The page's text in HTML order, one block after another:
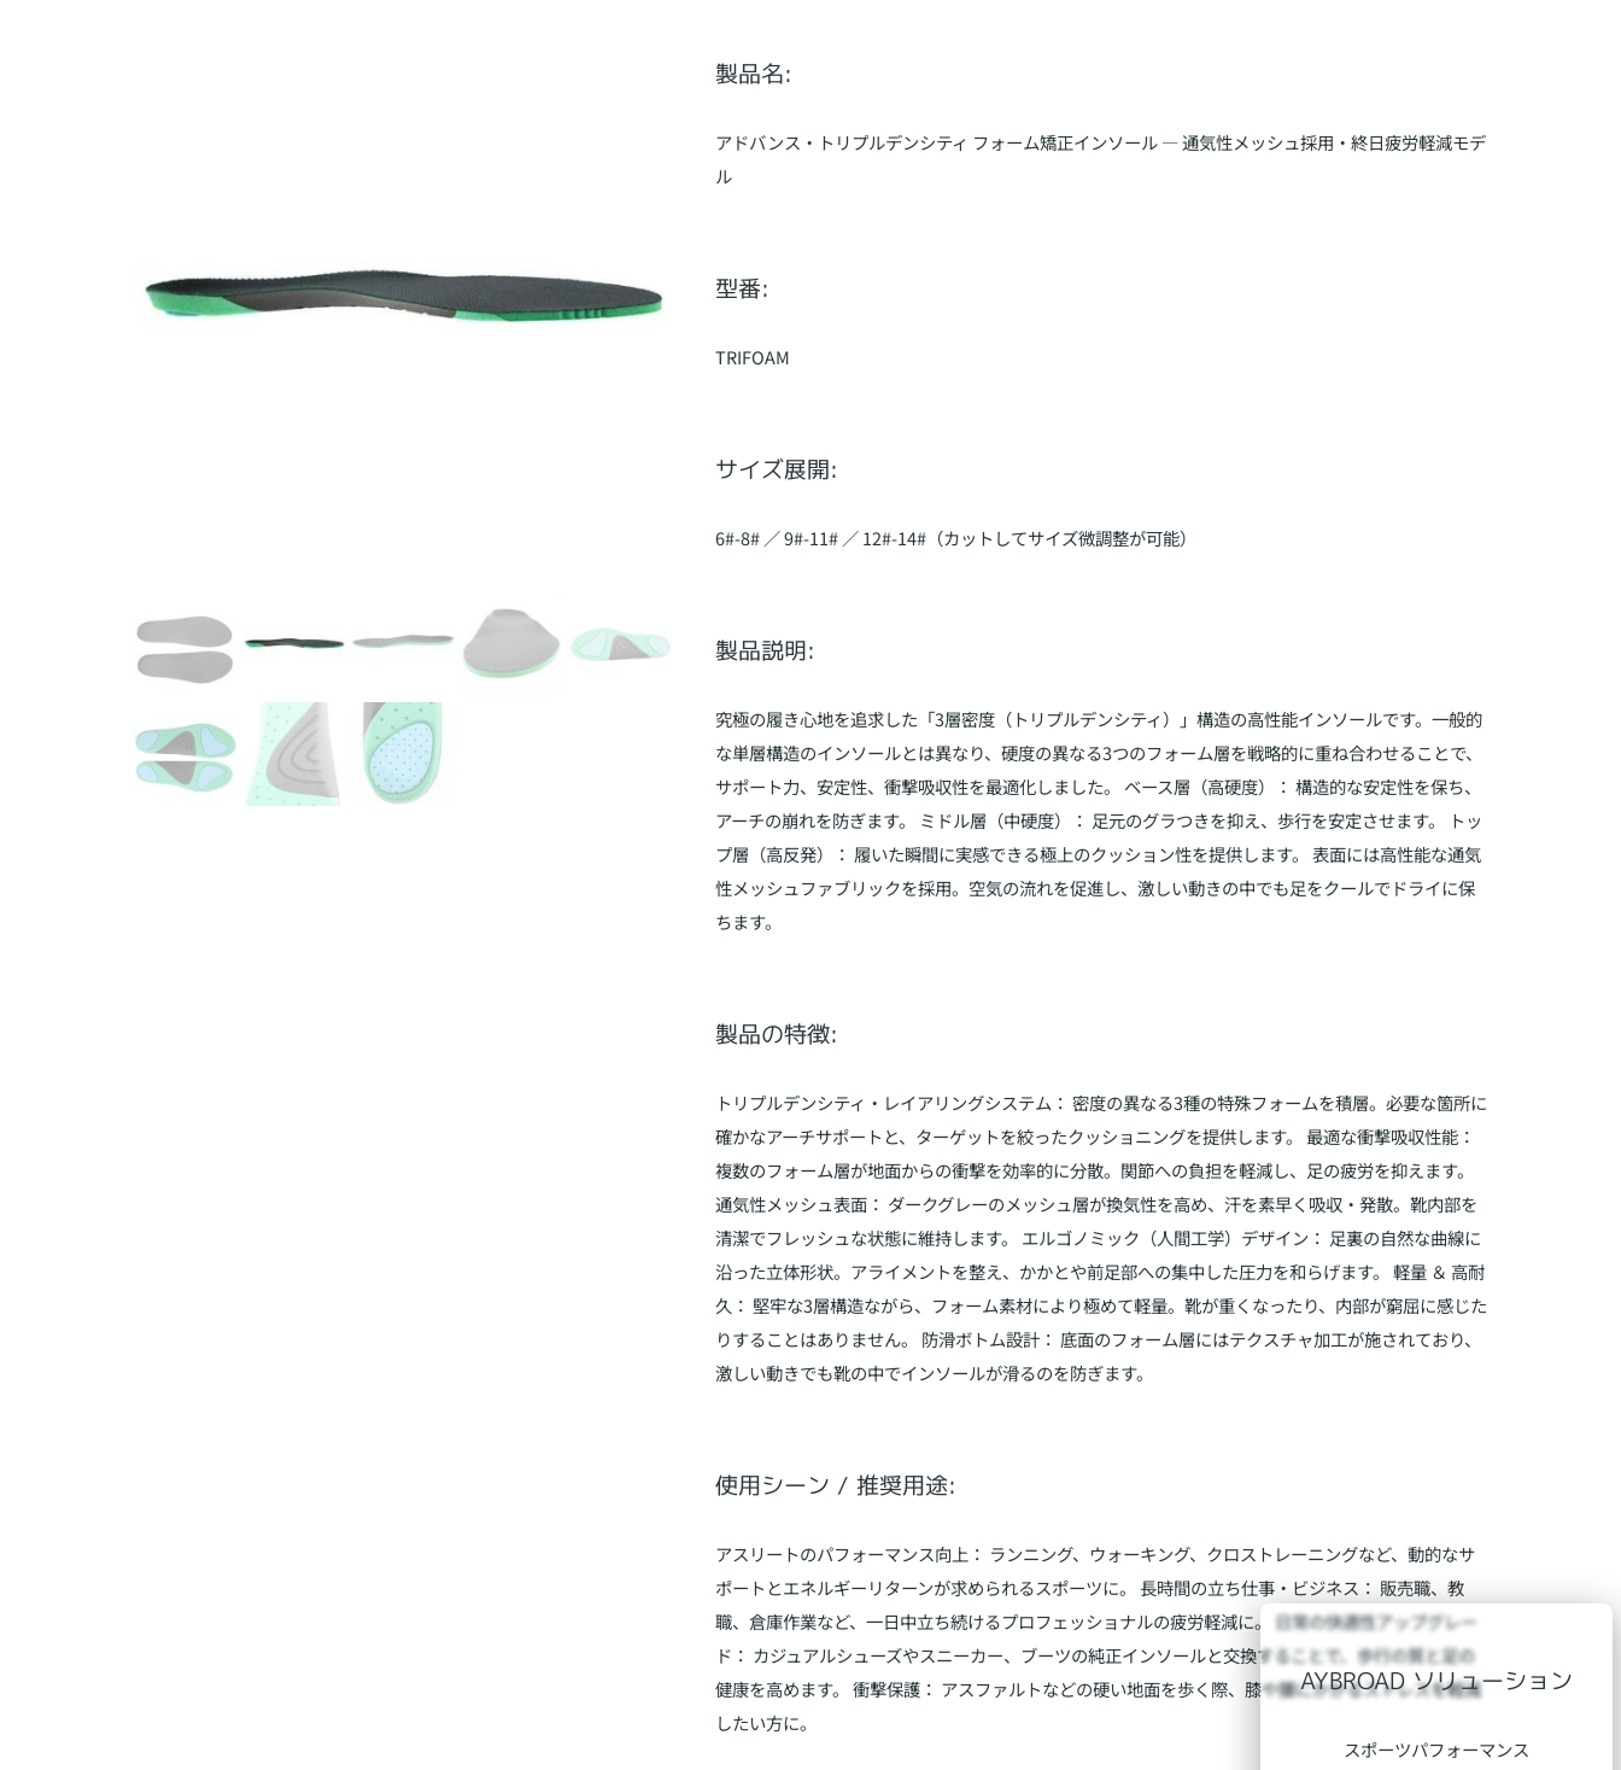
AYBROAD ソリューション
スポーツパフォーマンス
製品名:
アドバンス・トリプルデンシティ フォーム矯正インソール — 通気性メッシュ採用・終日疲労軽減モデ
ル
型番:
TRIFOAM
サイズ展開:
6#-8# ／ 9#-11# ／ 12#-14#（カットしてサイズ微調整が可能）
製品説明:
究極の履き心地を追求した「3層密度（トリプルデンシティ）」構造の高性能インソールです。一般的
な単層構造のインソールとは異なり、硬度の異なる3つのフォーム層を戦略的に重ね合わせることで、
サポート力、安定性、衝撃吸収性を最適化しました。 ベース層（高硬度）： 構造的な安定性を保ち、
アーチの崩れを防ぎます。 ミドル層（中硬度）： 足元のグラつきを抑え、歩行を安定させます。 トッ
プ層（高反発）： 履いた瞬間に実感できる極上のクッション性を提供します。 表面には高性能な通気
性メッシュファブリックを採用。空気の流れを促進し、激しい動きの中でも足をクールでドライに保
ちます。
製品の特徴:
トリプルデンシティ・レイアリングシステム： 密度の異なる3種の特殊フォームを積層。必要な箇所に
確かなアーチサポートと、ターゲットを絞ったクッショニングを提供します。 最適な衝撃吸収性能：
複数のフォーム層が地面からの衝撃を効率的に分散。関節への負担を軽減し、足の疲労を抑えます。
通気性メッシュ表面： ダークグレーのメッシュ層が換気性を高め、汗を素早く吸収・発散。靴内部を
清潔でフレッシュな状態に維持します。 エルゴノミック（人間工学）デザイン： 足裏の自然な曲線に
沿った立体形状。アライメントを整え、かかとや前足部への集中した圧力を和らげます。 軽量 ＆ 高耐
久： 堅牢な3層構造ながら、フォーム素材により極めて軽量。靴が重くなったり、内部が窮屈に感じた
りすることはありません。 防滑ボトム設計： 底面のフォーム層にはテクスチャ加工が施されており、
激しい動きでも靴の中でインソールが滑るのを防ぎます。
使用シーン / 推奨用途:
アスリートのパフォーマンス向上： ランニング、ウォーキング、クロストレーニングなど、動的なサ
ポートとエネルギーリターンが求められるスポーツに。 長時間の立ち仕事・ビジネス： 販売職、教
職、倉庫作業など、一日中立ち続けるプロフェッショナルの疲労軽減に。 日常の快適性アップグレー
ド： カジュアルシューズやスニーカー、ブーツの純正インソールと交換することで、歩行の質と足の
健康を高めます。 衝撃保護： アスファルトなどの硬い地面を歩く際、膝や腰にかかるストレスを軽減
したい方に。